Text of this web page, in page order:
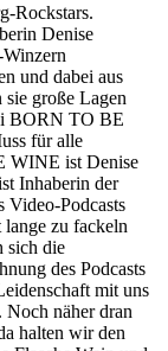
Rockstars.
Denise
und dabei aus
sie große Lagen
BORN TO BE
für alle
WINE ist Denise
Inhaberin der
Video-Podcasts
zu fackeln
sich die
des Podcasts
mit uns
Noch näher dran
halten wir den